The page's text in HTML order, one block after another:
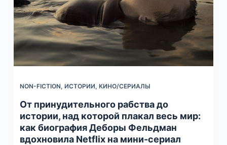
NON-FICTION, ИСТОРИИ, КИНО/СЕРИАЛЫ
От принудительного рабства до
истории, над которой плакал весь мир:
как биография Деборы Фельдман
вдохновила Netflix на мини-сериал